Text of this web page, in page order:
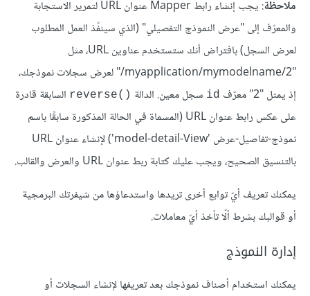
ملاحظة
: يجب إنشاء رابط Mapper عنوان URL لتمرير الاستجابة
والمعرّف إلى "عرض النموذج التفصيلي" (الذي سينفّذ العمل المطلوب
لعرض السجل) بافتراض أنك ستستخدم عناوين URL، مثل
"‎/myapplication/mymodelname/2" لعرض سجلات نموذجك،
إذ يمثل "2" معرّف
id سجل معين. الدالة reverse()‎ السابقة قادرة
على عكس رابط عنوان URL (المسماة في الحالة المذكورة سابقًا باسم
نموذج-تفاصيل-عرض 'model-detail-View') لإنشاء عنوان URL
بالتنسيق الصحيح، ويجب عليك كتابة ربط عنوان URL والعرض والقالب.
يمكنك تعريف أيّ توابع أخرى تريدها واستدعاؤها من شيفرتك البرمجية
أو قوالبك بشرط ألّا تأخذ أيّ معاملات.
إدارة النموذج
يمكنك استخدام أصناف نموذجك بعد تعريفها لإنشاء السجلات أو